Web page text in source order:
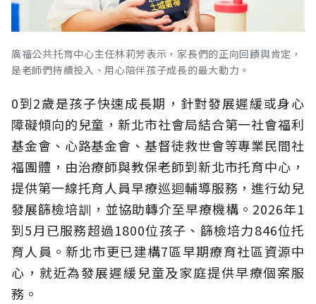
廣福公共托育中心主任林莉芳表示，家長們的正向回饋與肯定，
是老師們持續投入、用心陪伴孩子成長的最大動力。
0到2歲是孩子快速成長期，針對發展遲緩或身心
障礙傾向的兒童，新北市社會局結合第一社會福利
基金會、心路基金會、基督徒救世會等專業民間社
福團體，由治療師與教保老師到新北市托育中心，
提供第一線托育人員早療巡迴輔導服務，進行幼兒
發展篩檢培訓，並協助轉介至早療機構。2026年1
到5月已服務超過1800位孩子、篩檢培力846位托
育人員。新北市更已建構7區早期療育社區資源中
心，就近為發展遲緩兒童及家庭提供早療個案服
務。